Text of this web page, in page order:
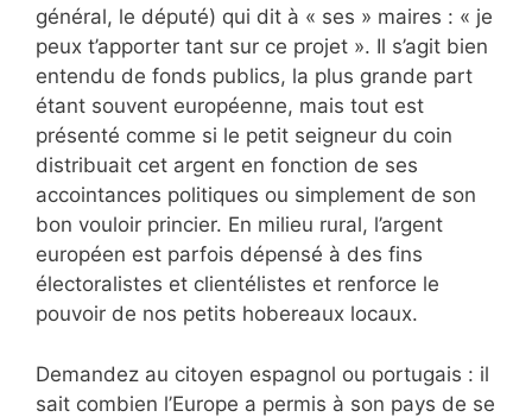
général, le député) qui dit à « ses » maires : « je
peux t’apporter tant sur ce projet ». Il s’agit bien
entendu de fonds publics, la plus grande part
étant souvent européenne, mais tout est
présenté comme si le petit seigneur du coin
distribuait cet argent en fonction de ses
accointances politiques ou simplement de son
bon vouloir princier. En milieu rural, l’argent
européen est parfois dépensé à des fins
électoralistes et clientélistes et renforce le
pouvoir de nos petits hobereaux locaux.
Demandez au citoyen espagnol ou portugais : il
sait combien l’Europe a permis à son pays de se